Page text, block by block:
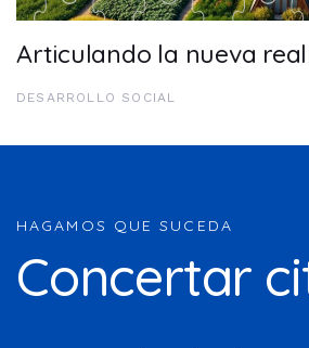
Articulando la nueva
DESARROLLO SOCIAL
HAGAMOS QUE SUCEDA
Concertar